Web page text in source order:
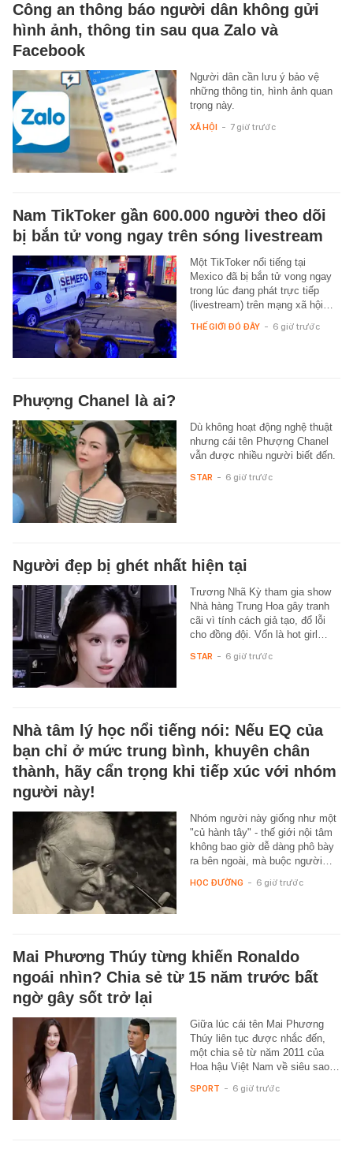
Công an thông báo người dân không gửi
hình ảnh, thông tin sau qua Zalo và
Facebook
Người dân cần lưu ý bảo vệ
những thông tin, hình ảnh quan
trọng này.
XÃ HỘI - 7 giờ trước
Nam TikToker gần 600.000 người theo dõi
bị bắn tử vong ngay trên sóng livestream
Một TikToker nổi tiếng tại
Mexico đã bị bắn tử vong ngay
trong lúc đang phát trực tiếp
(livestream) trên mạng xã hội…
THẾ GIỚI ĐÓ ĐÂY - 6 giờ trước
Phượng Chanel là ai?
Dù không hoạt động nghệ thuật
nhưng cái tên Phượng Chanel
vẫn được nhiều người biết đến.
STAR - 6 giờ trước
Người đẹp bị ghét nhất hiện tại
Trương Nhã Kỳ tham gia show
Nhà hàng Trung Hoa gây tranh
cãi vì tính cách giả tạo, đổ lỗi
cho đồng đội. Vốn là hot girl…
STAR - 6 giờ trước
Nhà tâm lý học nổi tiếng nói: Nếu EQ của
bạn chỉ ở mức trung bình, khuyên chân
thành, hãy cẩn trọng khi tiếp xúc với nhóm
người này!
Nhóm người này giống như một
"củ hành tây" - thế giới nội tâm
không bao giờ dễ dàng phô bày
ra bên ngoài, mà buộc người…
HỌC ĐƯỜNG - 6 giờ trước
Mai Phương Thúy từng khiến Ronaldo
ngoái nhìn? Chia sẻ từ 15 năm trước bất
ngờ gây sốt trở lại
Giữa lúc cái tên Mai Phương
Thúy liên tục được nhắc đến,
một chia sẻ từ năm 2011 của
Hoa hậu Việt Nam về siêu sao…
SPORT - 6 giờ trước